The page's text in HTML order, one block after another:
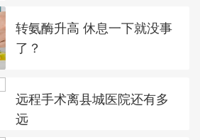
转氨酶升高 休息一下就没事
了？
远程手术离县城医院还有多
远